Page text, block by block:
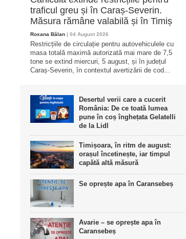
traficul greu și în Caraș-Severin.
Măsura rămâne valabilă și în Timiș
Roxana Bălan | 04 August 2026
Restricțiile de circulație pentru autovehiculele cu
masa totală maximă autorizată mai mare de 7,5
tone se extind miercuri, 5 august, și în județul
Caraș-Severin, în contextul avertizării de cod...
Desertul verii care a cucerit
România: De ce toată lumea
pune în coș înghețata Gelatelli
de la Lidl
Timișoara, în ritm de august:
orașul încetinește, iar timpul
capătă altă măsură
Se oprește apa în Caransebeș
Avarie – se oprește apa în
Caransebeș